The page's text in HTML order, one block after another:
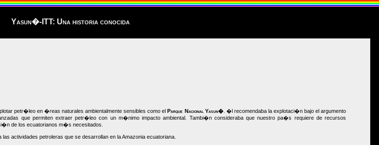
Yasun�-ITT: Una historia conocida
petr�leo en �reas naturales ambientalmente sensibles como el Parque Nacional Yasun�. �l recomendaba la explotaci�n bajo el argumento
que permiten extraer petr�leo con un m�nimo impacto ambiental. Tambi�n consideraba que nuestro pa�s requiere de recursos
de los ecuatorianos m�s necesitados.
actividades petroleras que se desarrollan en la Amazonia ecuatoriana.